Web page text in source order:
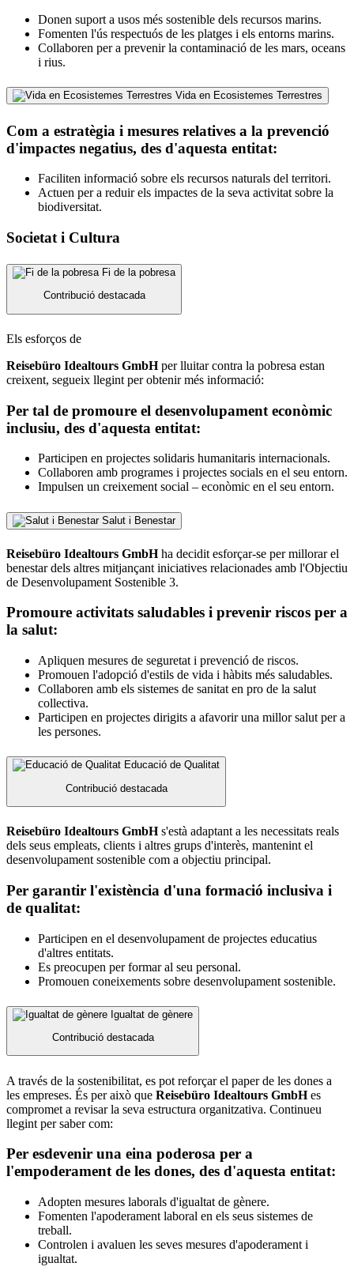
Donen suport a usos més sostenible dels recursos marins.
Fomenten l'ús respectuós de les platges i els entorns marins.
Collaboren per a prevenir la contaminació de les mars, oceans
i rius.
Vida en Ecosistemes Terrestres
Com a estratègia i mesures relatives a la prevenció
d'impactes negatius, des d'aquesta entitat:
Faciliten informació sobre els recursos naturals del territori.
Actuen per a reduir els impactes de la seva activitat sobre la
biodiversitat.
Societat i Cultura
Fi de la pobresa
Contribució destacada
Els esforços de
Reisebüro Idealtours GmbHper lluitar contra la pobresa estan
creixent, segueix llegint per obtenir més informació:
Per tal de promoure el desenvolupament econòmic
inclusiu, des d'aquesta entitat:
Participen en projectes solidaris humanitaris internacionals.
Collaboren amb programes i projectes socials en el seu entorn.
Impulsen un creixement social – econòmic en el seu entorn.
Salut i Benestar
Reisebüro Idealtours GmbHha decidit esforçar-se per millorar el
benestar dels altres mitjançant iniciatives relacionades amb l'Objectiu
de Desenvolupament Sostenible 3.
Promoure activitats saludables i prevenir riscos per a
la salut:
Apliquen mesures de seguretat i prevenció de riscos.
Promouen l'adopció d'estils de vida i hàbits més saludables.
Collaboren amb els sistemes de sanitat en pro de la salut
collectiva.
Participen en projectes dirigits a afavorir una millor salut per a
les persones.
Educació de Qualitat
Contribució destacada
Reisebüro Idealtours GmbHs'està adaptant a les necessitats reals
dels seus empleats, clients i altres grups d'interès, mantenint el
desenvolupament sostenible com a objectiu principal.
Per garantir l'existència d'una formació inclusiva i
de qualitat:
Participen en el desenvolupament de projectes educatius
d'altres entitats.
Es preocupen per formar al seu personal.
Promouen coneixements sobre desenvolupament sostenible.
Igualtat de gènere
Contribució destacada
A través de la sostenibilitat, es pot reforçar el paper de les dones a
les empreses. És per això que Reisebüro Idealtours GmbHes
compromet a revisar la seva estructura organitzativa. Continueu
llegint per saber com:
Per esdevenir una eina poderosa per a
l'empoderament de les dones, des d'aquesta entitat:
Adopten mesures laborals d'igualtat de gènere.
Fomenten l'apoderament laboral en els seus sistemes de
treball.
Controlen i avaluen les seves mesures d'apoderament i
igualtat.